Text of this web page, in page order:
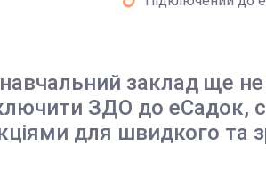
заклад ще
ЗДО до еСадок,
для швидкого та